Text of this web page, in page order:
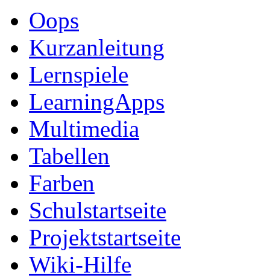
Oops
Kurzanleitung
Lernspiele
LearningApps
Multimedia
Tabellen
Farben
Schulstartseite
Projektstartseite
Wiki-Hilfe